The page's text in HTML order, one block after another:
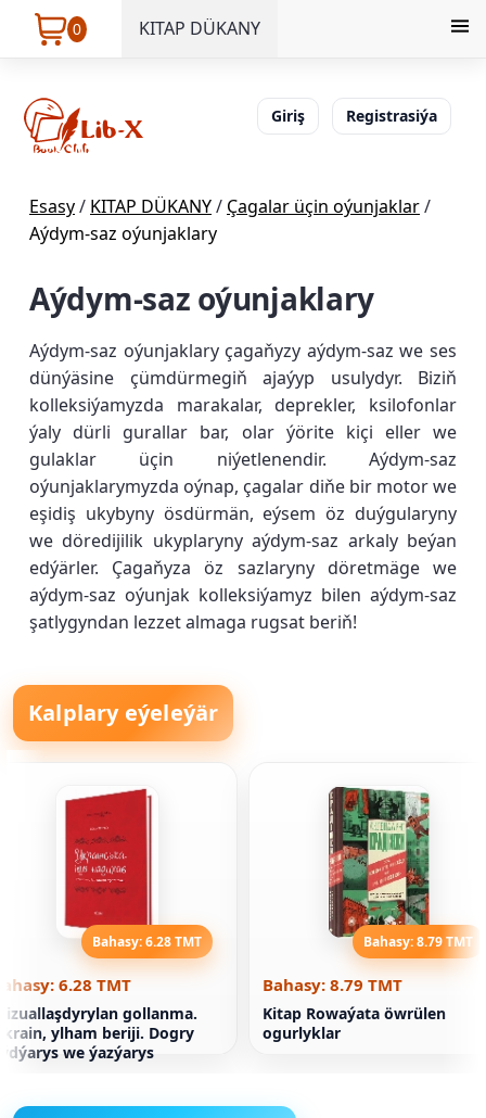
0 KITAP DÜKANY
Giriş Registrasiýa
Esasy/ KITAP DÜKANY/ Çagalar üçin oýunjaklar/
Aýdym-saz oýunjaklary
Aýdym-saz oýunjaklary
Aýdym-saz oýunjaklary çagaňyzy aýdym-saz we ses
dünýäsine çümdürmegiň ajaýyp usulydyr. Biziň
kolleksiýamyzda marakalar, deprekler, ksilofonlar
ýaly dürli gurallar bar, olar ýörite kiçi eller we
gulaklar üçin niýetlenendir. Aýdym-saz
oýunjaklarymyzda oýnap, çagalar diňe bir motor we
eşidiş ukybyny ösdürmän, eýsem öz duýgularyny
we döredijilik ukyplaryny aýdym-saz arkaly beýan
edýärler. Çagaňyza öz sazlaryny döretmäge we
aýdym-saz oýunjak kolleksiýamyz bilen aýdym-saz
şatlygyndan lezzet almaga rugsat beriň!
Kalplary eýeleýär
Bahasy: 6.28 TMT
6.28 TMT
gollanma.
ylham beriji. Dogry
we ýazýarys
Bahasy: 8.79 TMT
Bahasy: 8.79 TMT
Kitap Rowaýata öwrülen
ogurlyklar